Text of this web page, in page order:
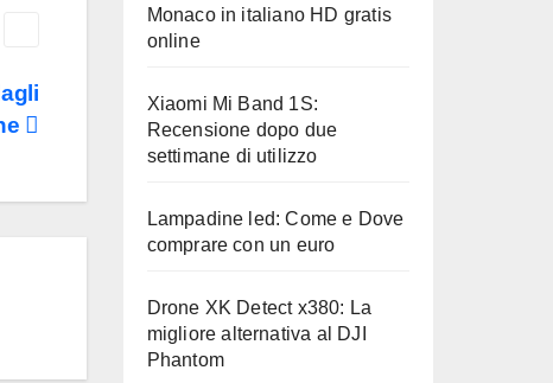
Monaco in italiano HD gratis
online
Xiaomi Mi Band 1S:
Recensione dopo due
settimane di utilizzo
Lampadine led: Come e Dove
comprare con un euro
Drone XK Detect x380: La
migliore alternativa al DJI
Phantom